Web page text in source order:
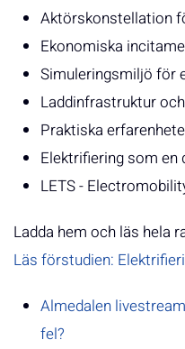
Aktörskonstellation
Ekonomiska
Simuleringsmiljö för
Laddinfrastruktur
Praktiska
Elektrifiering som
LETS -
Ladda hem och läs hela
Läs förstudien:
Almedalen
fel?